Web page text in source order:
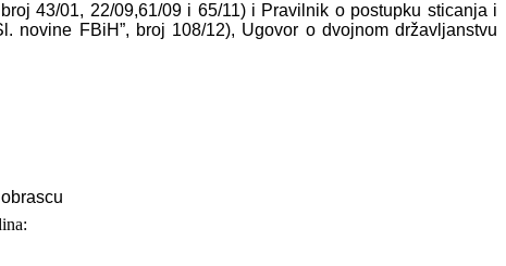
43/01, 22/09,61/09 i 65/11) i Pravilnik o postupku sticanja i
novine FBiH”, broj 108/12), Ugovor o dvojnom državljanstvu